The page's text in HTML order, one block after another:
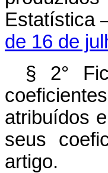
Estatística
de 16 de
§ 2°
atribuídos
seus
artigo.